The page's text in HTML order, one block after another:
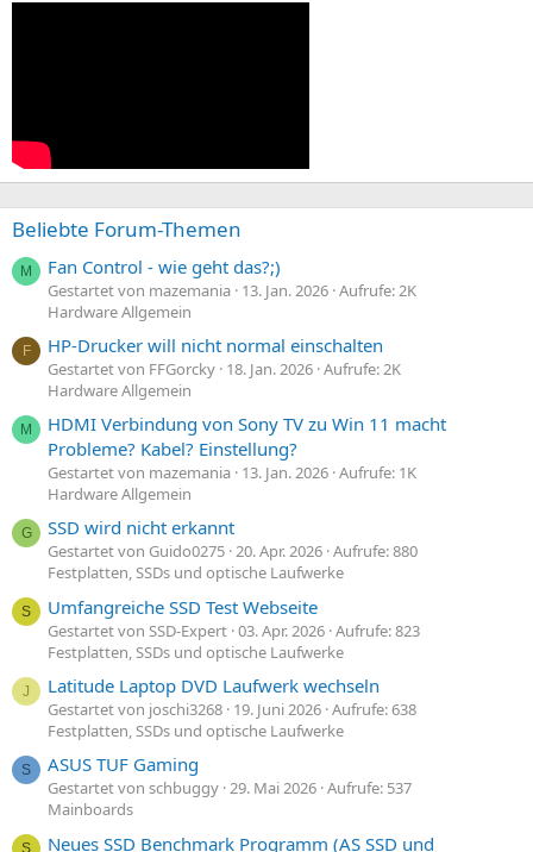
Beliebte Forum-Themen
M Fan Control - wie geht das?;)
Gestartet von mazemania 13. Jan. 2026 Aufrufe: 2K
Hardware Allgemein
F HP-Drucker will nicht normal einschalten
Gestartet von FFGorcky 18. Jan. 2026 Aufrufe: 2K
Hardware Allgemein
M
HDMI Verbindung von Sony TV zu Win 11 macht
Probleme? Kabel? Einstellung?
Gestartet von mazemania 13. Jan. 2026 Aufrufe: 1K
Hardware Allgemein
G SSD wird nicht erkannt
Gestartet von Guido0275 20. Apr. 2026 Aufrufe: 880
Festplatten, SSDs und optische Laufwerke
S Umfangreiche SSD Test Webseite
Gestartet von SSD-Expert 03. Apr. 2026 Aufrufe: 823
Festplatten, SSDs und optische Laufwerke
J Latitude Laptop DVD Laufwerk wechseln
Gestartet von joschi3268 19. Juni 2026 Aufrufe: 638
Festplatten, SSDs und optische Laufwerke
S ASUS TUF Gaming
Gestartet von schbuggy 29. Mai 2026 Aufrufe: 537
Mainboards
Neues SSD Benchmark Programm (AS SSD und